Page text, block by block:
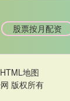
股票按月配资
HTML地图
版权所有